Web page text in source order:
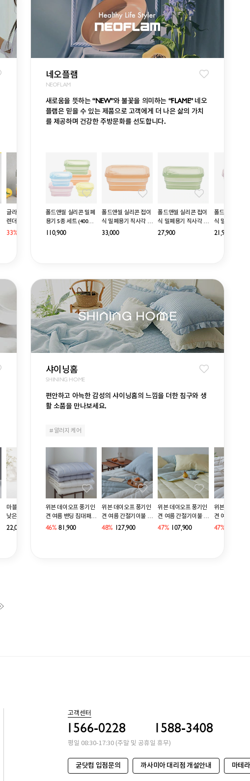
글라스 무선 텀블러 블
렌더
33%
네오플램
NEOFLAM
새로움을 뜻하는 “NEW”와 불꽃을 의미하는 “FLAME” 네오
플램은 믿을 수 있는 제품으로 고객에게 더 나은 삶의 가치
를 제공하며 건강한 주방문화를 선도합니다.
폴드앤씰 실리콘 밀폐
용기 5종 세트 (400ml
+400ml+600ml+900ml
+1.2L)
110,900
폴드앤씰 실리콘 접이
식 밀폐용기 직사각 12
00ml
33,000
폴드앤씰 실리콘 접이
식 밀폐용기 직사각 90
0ml
27,900
폴드앤씰 실리
식 밀폐용기 직
0ml
21,900
마블 장식 반지 머그
낮은 일자컵 1pc
22,000
샤이닝홈
SHINING HOME
편안하고 아늑한 감성의 샤이닝홈의 느낌을 더한 침구와 생
활 소품을 만나보세요.
# 알러지 케어
위븐 데이오프 풍기인
견 여름 밴딩 침대패드
SS/Q 2size 2컬러
46% 81,900
위븐 데이오프 풍기인
견 여름 간절기이불 S
S/Q 베개세트 패드세
48% 127,900
위븐 데이오프 풍기인
견 여름 간절기이불 S
S/Q 단품&세트 7컬러
47% 107,900
위븐 데이오프
견 여름 간절기
S/Q 7컬러
47%
고객센터
1566-0228 1588-3408
평일 08:30-17:30 (주말 및 공휴일 휴무)
굳닷컴 입점문의 까사미아 대리점 개설안내 마테